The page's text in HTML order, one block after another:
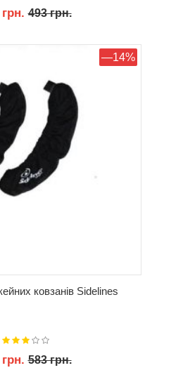
грн.493 грн.
—14%
ковзанів Sidelines
грн.583 грн.